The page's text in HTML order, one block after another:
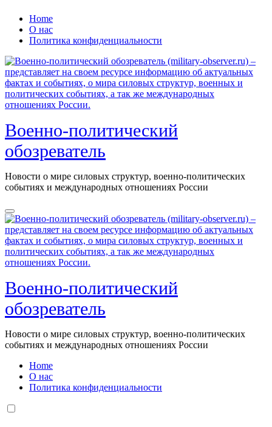
Перейти
содержанию
Home
О нас
Политика конфиденциальности
Военно-политический
обозреватель
Новости о мире силовых структур, военно-политических
событиях и международных отношениях России
Военно-политический
обозреватель
Новости о мире силовых структур, военно-политических
событиях и международных отношениях России
Home
О нас
Политика конфиденциальности